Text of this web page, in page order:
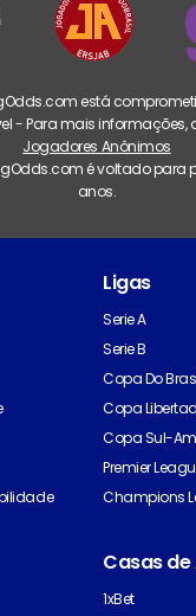
está
- Para mais informações,
Jogadores Anônimos
é voltado para
anos.
Ligas
Serie A
Serie B
Copa Do
Copa
Copa Sul-
Premier
Champions
Casas
1xBet